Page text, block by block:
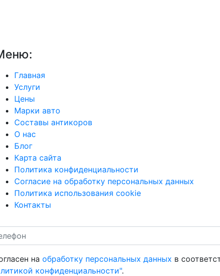
Главная
Услуги
Цены
Марки авто
Составы антикоров
О нас
Блог
Карта сайта
Политика конфиденциальности
Согласие на обработку персональных данных
Политика использования cookie
Контакты
на обработку персональных данных в
конфиденциальности".